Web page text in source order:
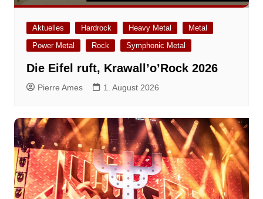
Aktuelles Hardrock Heavy Metal
Metal
Power Metal
Rock Symphonic Metal
Die Eifel ruft, Krawall’o’Rock 2026
Pierre Ames 1. August 2026